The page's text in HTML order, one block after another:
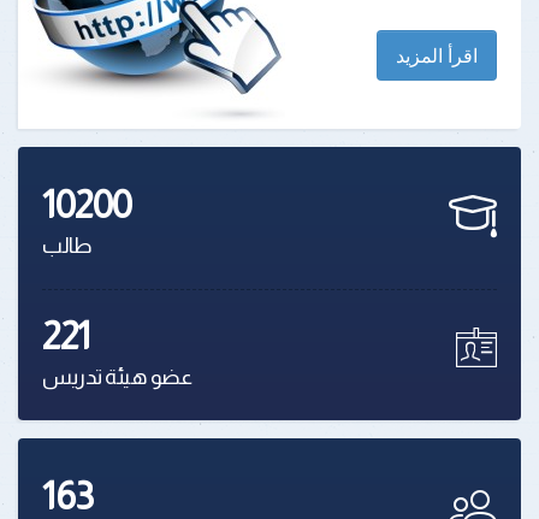
اقرأ المزيد
10200
طالب
221
عضو هيئة تدريس
163